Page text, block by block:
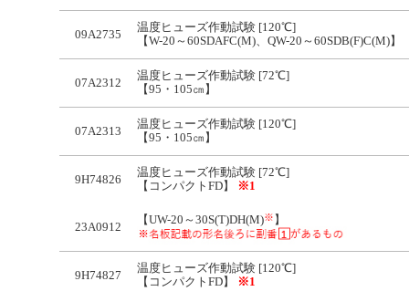
09A2735
温度ヒューズ作動試験 [120℃]
【W-20～60SDAFC(M)、QW-20～60SDB(F)C(M)】
07A2312
温度ヒューズ作動試験 [72℃]
【95・105㎝】
07A2313
温度ヒューズ作動試験 [120℃]
【95・105㎝】
9H74826
温度ヒューズ作動試験 [72℃]
【コンパクトFD】
※1
23A0912
【UW-20～30S(T)DH(M)※ 】
9H74827
温度ヒューズ作動試験 [120℃]
【コンパクトFD】
※1